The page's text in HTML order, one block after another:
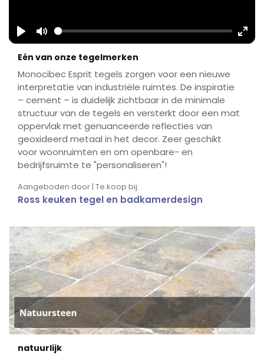
Play Mute
Eén van onze tegelmerken
Monocibec Esprit tegels zorgen voor een nieuwe
interpretatie van industriële ruimtes. De inspiratie
– cement – is duidelijk zichtbaar in de minimale
structuur van de tegels en versterkt door een mat
oppervlak met genuanceerde reflecties van
geoxideerd metaal in het decor. Zeer geschikt
voor woonruimten en om openbare- en
bedrijfsruimte te "personaliseren"!
Aangeboden door | Te koop bij:
Ross keuken tegel en badkamerdesign
natuurlijk